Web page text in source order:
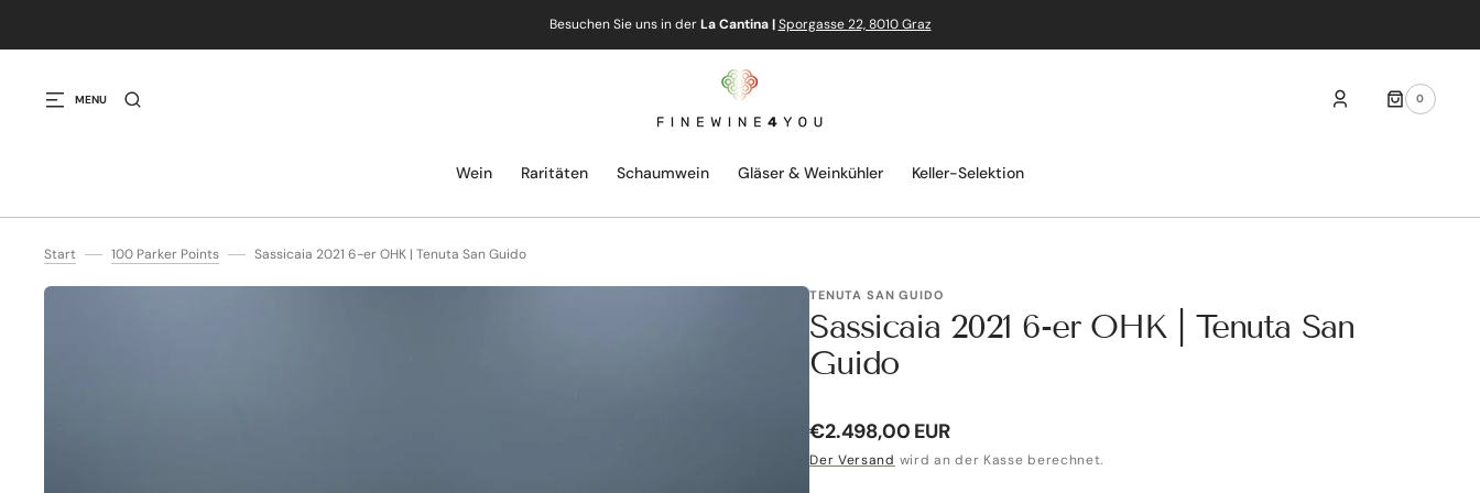
Besuchen Sie uns in derLa Cantina | Sporgasse 22, 8010 Graz
MENU
Wein Raritäten Schaumwein Gläser & Weinkühler Keller-Selektion
0
0
ARTIKEL
Start 100 Parker Points Sassicaia 2021 6-er OHK | Tenuta San Guido
TENUTA SAN GUIDO
Sassicaia 2021 6-er OHK | Tenuta San
Guido
Normaler
Preis
€2.498,00 EUR
Der Versand wird an der Kasse berechnet.